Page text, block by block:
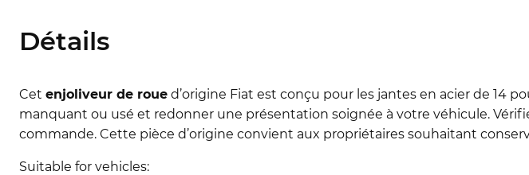
Détails
Cet enjoliveur de roue d’origine Fiat est conçu pour les jantes en acier de 14
manquant ou usé et redonner une présentation soignée à votre véhicule.
commande. Cette pièce d’origine convient aux propriétaires souhaitant
Suitable for vehicles: